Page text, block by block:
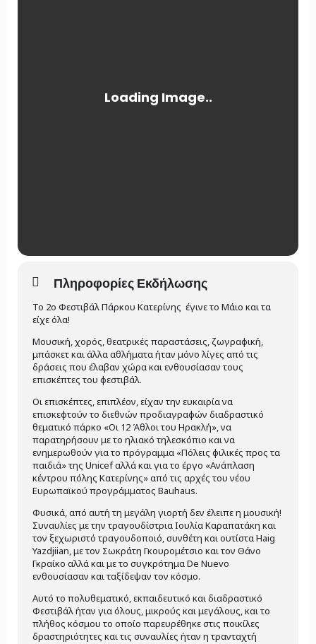
Πληροφορίες Εκδήλωσης
Το 2ο Φεστιβάλ Πάρκου Κατερίνης έγινε το Μάιο και τα
είχε όλα!
Μουσική, χορός, θεατρικές παραστάσεις, ζωγραφική,
μπάσκετ και άλλα αθλήματα ήταν μόνο λίγες από τις
δράσεις που έλαβαν χώρα και ενθουσίασαν τους
επισκέπτες του φεστιβάλ.
Οι επισκέπτες, επιπλέον, είχαν την ευκαιρία να
επισκεφτούν το διεθνών προδιαγραφών διαδραστικό
θεματικό πάρκο «Οι 12 Άθλοι του Ηρακλή», να
παρατηρήσουν με το ηλιακό τηλεσκόπιο και να
ενημερωθούν για το πρόγραμμα «Πόλεις φιλικές προς τα
παιδιά» της Unicef αλλά και για το έργο «Ανάπλαση
κέντρου πόλης Κατερίνης» από τις αρχές του νέου
Ευρωπαϊκού προγράμματος Bauhaus.
Φυσικά, από αυτή τη μεγάλη γιορτή δεν έλειπε η μουσική!
Συναυλίες με την τραγουδίστρια Ιουλία Καραπατάκη και
τον ξεχωριστό τραγουδοποιό, συνθέτη και ουτίστα Haig
Yazdjiian, με τον Σωκράτη Γκουρομέτσιο και τον Θάνο
Γκραίκο αλλά και με το συγκρότημα De Nuevo
ενθουσίασαν και ταξίδεψαν τον κόσμο.
Αυτό το πολυθεματικό, εκπαιδευτικό και διαδραστικό
Φεστιβάλ ήταν για όλους, μικρούς και μεγάλους, και το
πλήθος κόσμου το οποίο παρευρέθηκε στις ποικίλες
δραστηριότητες και τις συναυλίες ήταν η τρανταχτή